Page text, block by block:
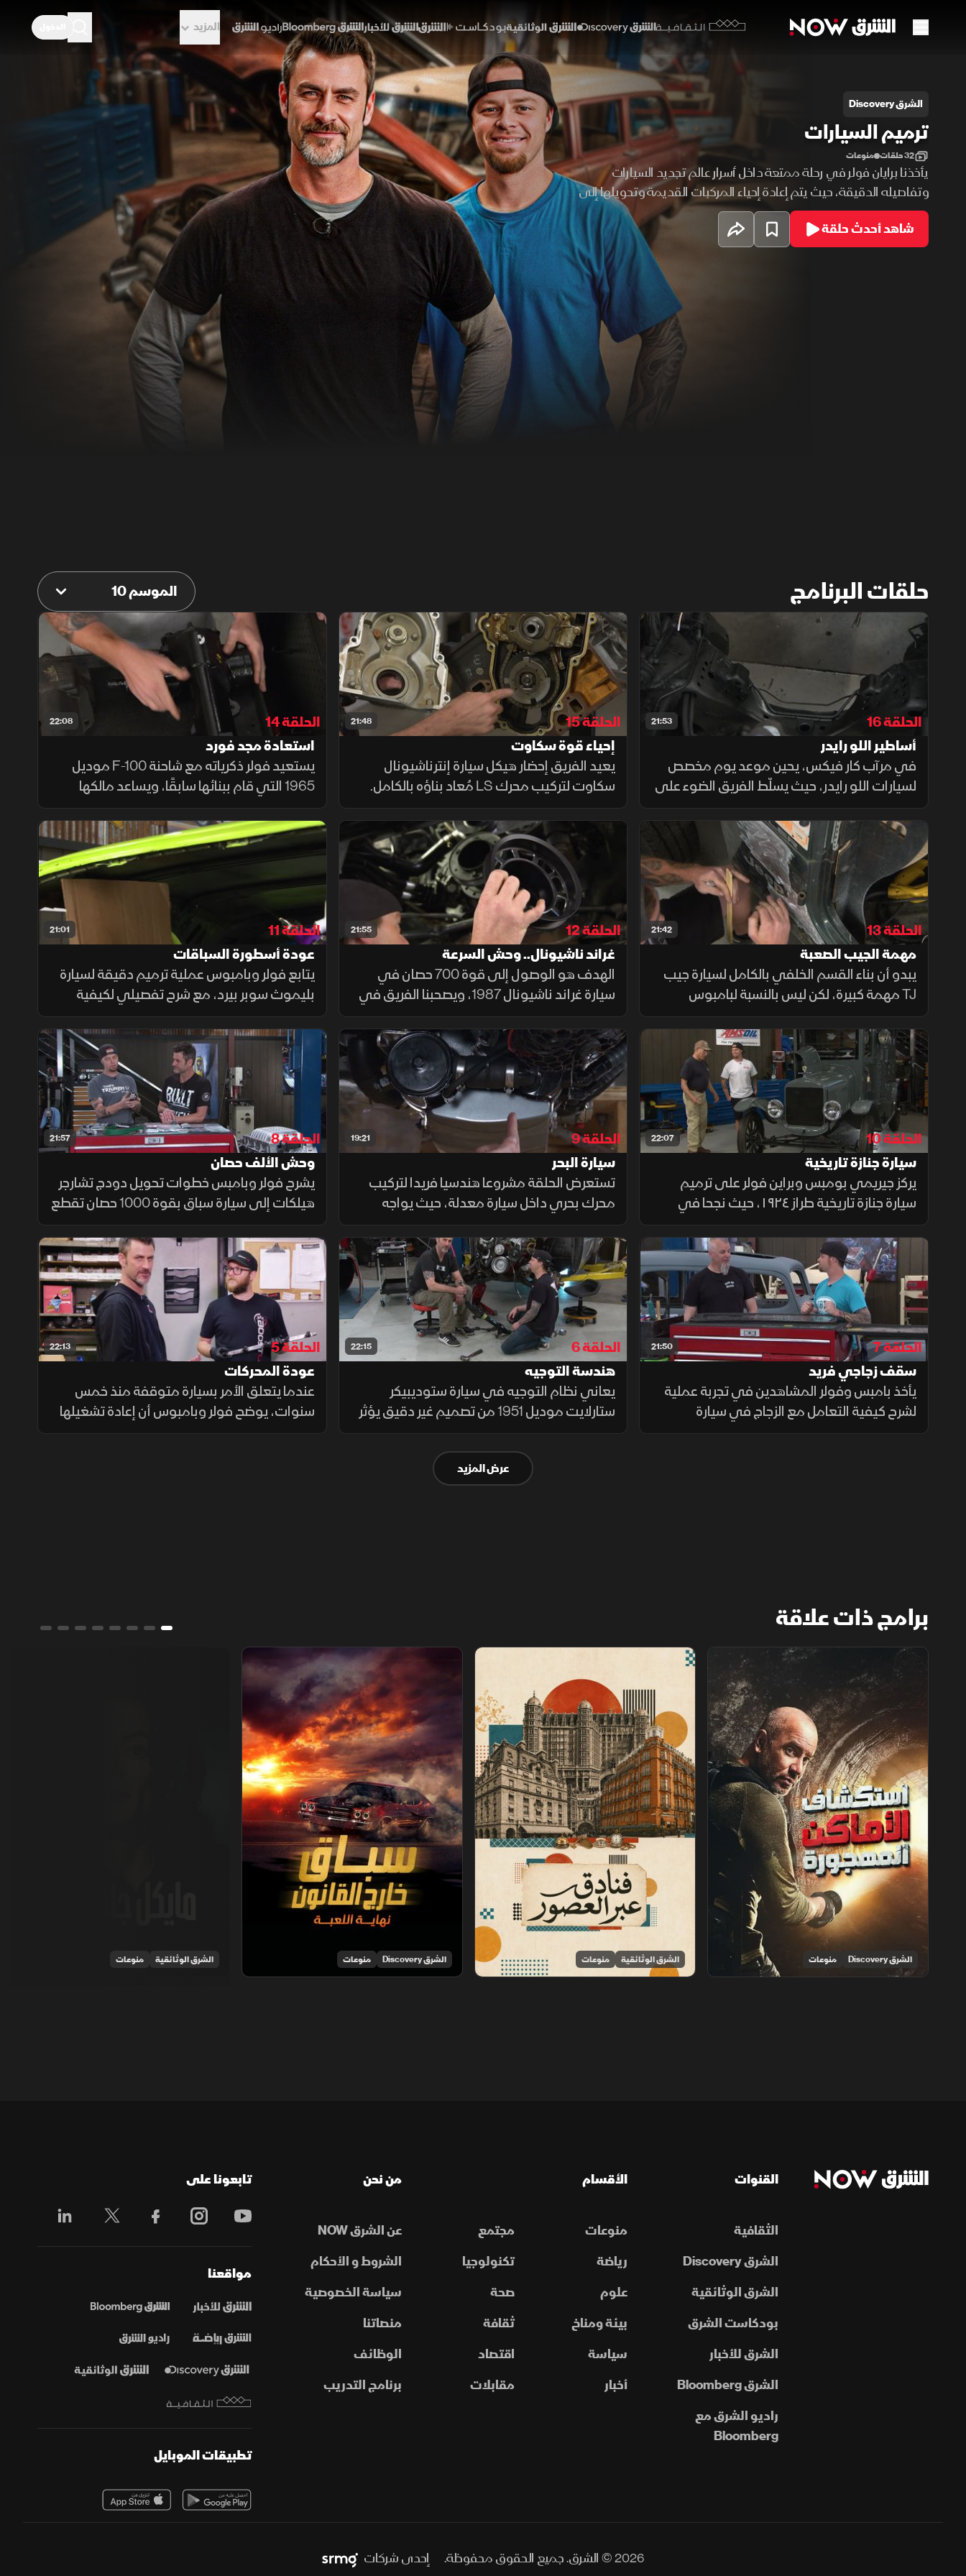
الثقافية الشرق Discovery الشرق الوثائقيةالشرق بودكاست الشرق للأخبارالشرق Bloomberg راديو الشرق
المزيد
الشرق Discovery
ترميم السيارات
32 حلقات منوعات
يأخذنا برايان فولر في رحلة ممتعة داخل أسرار عالم تجديد السيارات
وتفاصيله الدقيقة، حيث يتم إعادة إحياء المركبات القديمة وتحويلها إلى
تحف فنية من خلال التقنيات الحديثة. يركز البرنامج على ترميم المحركات،
تعديل الأجزاء الميكانيكية، والعمل على مشروعات غير تقليدية باستخدام
أدوات وتقنيات متطورة.
شاهد أحدث حلقة
حلقات البرنامج الموسم 10
21:53
الحلقة 16
أساطير اللو رايدر
في مرآب كار فيكس، يحين موعد يوم مخصص
لسيارات اللو رايدر، حيث يسلّط الفريق الضوء على
هذا الأسلوب الفريد من السيارات المعدّلة،
يبدأون بشرح عملي يوضح مدى سهولة استبدال
محرك Olds 307 الأصلي بمحرك 305
21:48
الحلقة 15
إحياء قوة سكاوت
يعيد الفريق إحضار هيكل سيارة إنترناشيونال
سكاوت لتركيب محرك LS مُعاد بناؤه بالكامل.
يقومون بتفكيك المحرك وصولا إلى المكابس،
ويجرون له عملية إعادة تأهيل شاملة ودقيقة، مع
طلاء متناسق يمنحه مظهرا متكاملا
22:08
الحلقة 14
استعادة مجد فورد
يستعيد فولر ذكرياته مع شاحنة F-100 موديل
1965 التي قام ببنائها سابقًا، ويساعد مالكها
الجديد على جعلها أكثر ملاءمة للاستخدام على
الطرق. يقوم الفريق بتحويلها إلى نظام توجيه
معزز (باور ستيرنج)
21:42
الحلقة 13
مهمة الجيب الصعبة
يبدو أن بناء القسم الخلفي بالكامل لسيارة جيب
TJ مهمة كبيرة، لكن ليس بالنسبة لبامبوس
وفولر. سيقومان بلحام هيكل جديد، وإضافة
أنابيب مربعة، ثم تركيب مصدّات لتمكين هذه
الجيب من خوض أي نوع من الطرق الوعرة
21:55
الحلقة 12
غراند ناشيونال.. وحش السرعة
الهدف هو الوصول إلى قوة 700 حصان في
سيارة غراند ناشيونال 1987، ويصحبنا الفريق في
شرح تفصيلي لكيفية تطوير التيربو ومجمع
السحب وهيكل الخانق والمزيد لتحويل السيارة
لنسخة فائقة السرعة من الغراند ناشيونال
21:01
الحلقة 11
عودة أسطورة السباقات
يتابع فولر وبامبوس عملية ترميم دقيقة لسيارة
بليموث سوبر بيرد، مع شرح تفصيلي لكيفية
تنفيذ سقف داخلي مطابق للمواصفات الأصلية،
وتركيب سقف الفينيل المصنعي لهذه السيارة
الكلاسيكية النادرة الخاصة بالسباقات
22:07
الحلقة 10
سيارة جنازة تاريخية
يركز جيريمي بومبس وبراين فولر على ترميم
سيارة جنازة تاريخية طراز ١٩٢٤، حيث نجحا في
إحياء محركها الكلاسيكي وتعديل نظام إشعاله،
بالتزامن مع تجهيز سيارة فورمولا فورد وتحديث
نظام تعليقها الخلفي.
19:21
الحلقة 9
سيارة البحر
تستعرض الحلقة مشروعا هندسيا فريدا لتركيب
محرك بحري داخل سيارة معدلة، حيث يواجه
الفريق تحديات التبريد ونقل الحركة والتآكل الناتج
عن المياه المالحة وسط إصلاحات معقدة
واختبارات دقيقة لمعرفة حدود الابتكار
21:57
الحلقة 8
وحش الألف حصان
يشرح فولر وبامبس خطوات تحويل دودج تشارجر
هيلكات إلى سيارة سباق بقوة 1000 حصان تقطع
الربع ميل في 10 ثوانٍ. ويتناولان تعديلات
المحرك، ونظام الوقود، وتحسينات الأداء والثبات
اللازمة للتعديل.
21:50
الحلقة 7
سقف زجاجي فريد
يأخذ بامبس وفولر المشاهدين في تجربة عملية
لشرح كيفية التعامل مع الزجاج في سيارة
هدسون موديل 1935، حيث يوضحان أن تركيب
22:15
الحلقة 6
هندسة التوجيه
يعاني نظام التوجيه في سيارة ستوديبيكر
ستارلايت موديل 1951 من تصميم غير دقيق يؤثر
على أداء القيادة، لذلك يقوم الفريق بتفكيك
النظام خطوة بخطوة لفحص مكوناته، وشرح
الأخطاء الموجودة فيه.
22:13
الحلقة 5
عودة المحركات
عندما يتعلق الأمر بسيارة متوقفة منذ خمس
سنوات، يوضح فولر وبامبوس أن إعادة تشغيلها
تتطلب المرور على مجموعة من الأنظمة
عرض المزيد
برامج ذات علاقة
استكشاف الأماكن المهجورة
الشرق Discovery منوعات
فنادق عبر العصور
الشرق الوثائقية منوعات
سباق خارج القانون.. نهاية اللعبة
الشرق Discovery منوعات الشرق الوثائقية منوعات
القنوات
الثقافية
الشرق Discovery
الشرق الوثائقية
بودكاست الشرق
الشرق للأخبار
الشرق Bloomberg
راديو الشرق مع
Bloomberg
الأقسام
منوعات
مجتمع
رياضة
تكنولوجيا
علوم
صحة
بيئة ومناخ
ثقافة
سياسة
اقتصاد
أخبار
مقابلات
من نحن
عن الشرق NOW
الشروط و الأحكام
سياسة الخصوصية
منصاتنا
الوظائف
برنامج التدريب
تابعونا على
مواقعنا
تطبيقات الموبايل
2026 © الشرق. جميع الحقوق محفوظة. إحدى شركات